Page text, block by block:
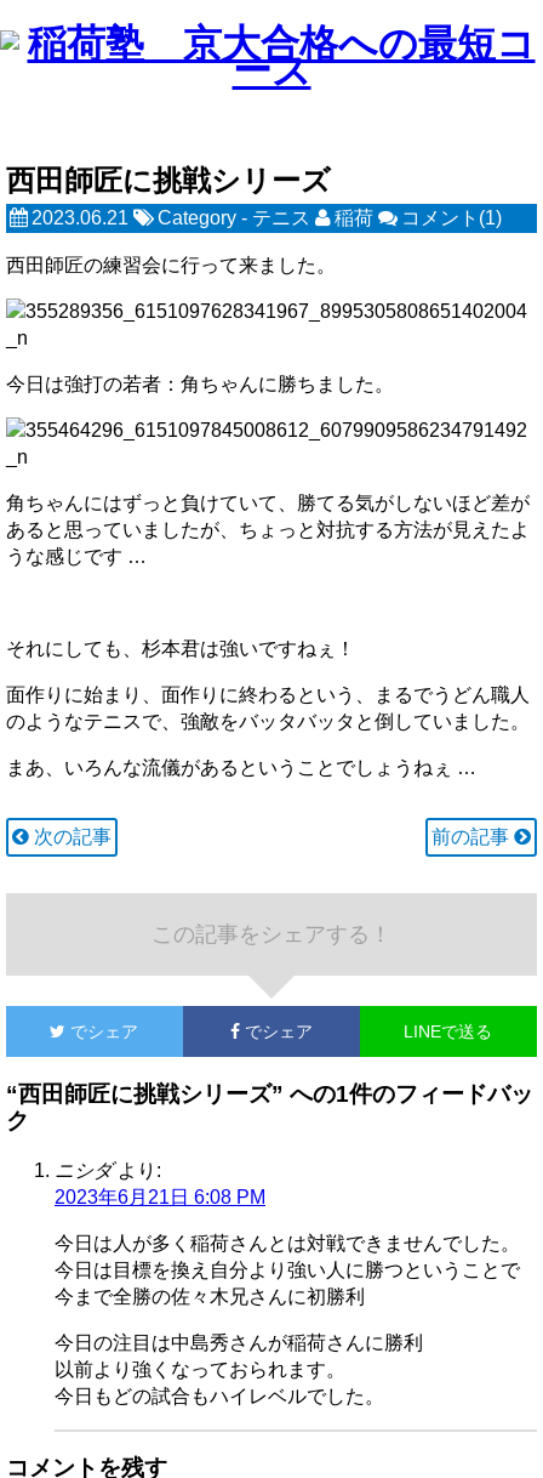
西田師匠に挑戦シリーズ
2023.06.21 Category - テニス 稲荷 コメント(1)
西田師匠の練習会に行って来ました。
今日は強打の若者：角ちゃんに勝ちました。
角ちゃんにはずっと負けていて、勝てる気がしないほど差が
あると思っていましたが、ちょっと対抗する方法が見えたよ
うな感じです …
それにしても、杉本君は強いですねぇ！
面作りに始まり、面作りに終わるという、まるでうどん職人
のようなテニスで、強敵をバッタバッタと倒していました。
まあ、いろんな流儀があるということでしょうねぇ …
次の記事 前の記事
この記事をシェアする！
でシェア でシェア LINEで送る
“西田師匠に挑戦シリーズ” への1件のフィードバッ
ク
ニシダ より:
2023年6月21日 6:08 PM
今日は人が多く稲荷さんとは対戦できませんでした。
今日は目標を換え自分より強い人に勝つということで
今まで全勝の佐々木兄さんに初勝利
今日の注目は中島秀さんが稲荷さんに勝利
以前より強くなっておられます。
今日もどの試合もハイレベルでした。
コメントを残す